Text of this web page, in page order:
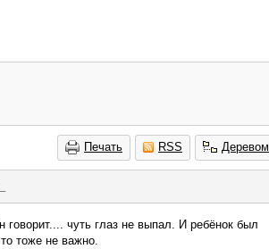
Печать RSS Деревом
чуть глаз не выпал. И ребёнок был
тоже не важно.